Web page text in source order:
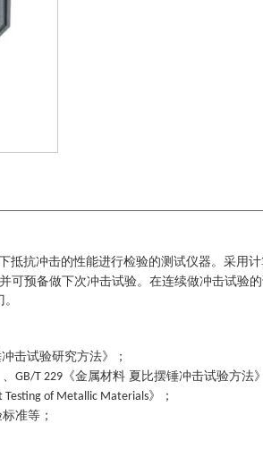
抵抗冲击的性能进行检验的测试仪器。采用
可预备做下次冲击试验。在连续做冲击试验
击试验研究方法》
；
GB/T 229 《金属材料 夏比摆锤冲击试验方法》
Testing of Metallic Materials》
；
准等 ；